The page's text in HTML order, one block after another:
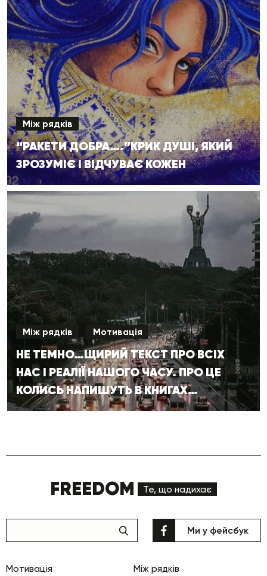
Між рядків
“РАКЕТИ ДОБРА….”КРИК ДУШІ, ЯКИЙ
ЗРОЗУМІЄ І ВІДЧУВАЄ КОЖЕН
Між рядків Мотивація
НЕ ТЕМНО…ЩИРИЙ ТЕКСТ ПРО ВСІХ
НАС І РЕАЛІЇ НАШОГО ЧАСУ. ПРО ЦЕ
КОЛИСЬ НАПИШУТЬ В КНИГАХ…
FREEDOM Те, що надихає
Мотивація Між рядків
Ми у фейсбук